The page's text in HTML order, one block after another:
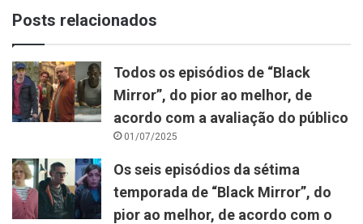
Posts relacionados
Todos os episódios de “Black
Mirror”, do pior ao melhor, de
acordo com a avaliação do público
01/07/2025
Os seis episódios da sétima
temporada de “Black Mirror”, do
pior ao melhor, de acordo com o